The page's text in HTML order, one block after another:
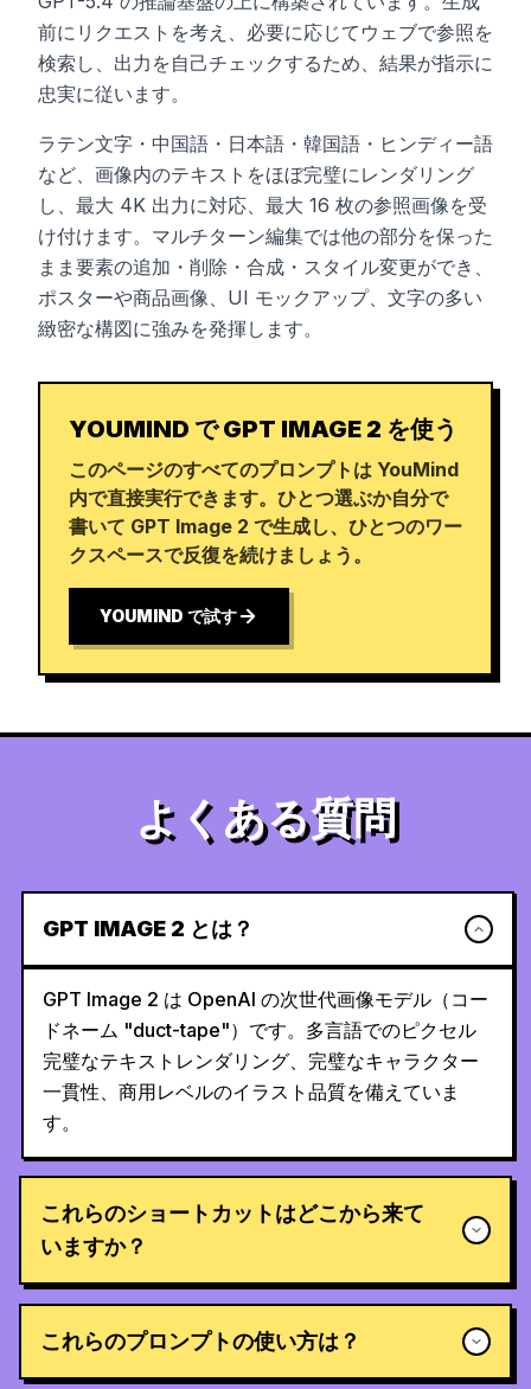
前にリクエストを考え、必要に応じてウェブで参照を
検索し、出力を自己チェックするため、結果が指示に
忠実に従います。
ラテン文字・中国語・日本語・韓国語・ヒンディー語
など、画像内のテキストをほぼ完璧にレンダリング
し、最大 4K 出力に対応、最大 16 枚の参照画像を受
け付けます。マルチターン編集では他の部分を保った
まま要素の追加・削除・合成・スタイル変更ができ、
ポスターや商品画像、UI モックアップ、文字の多い
緻密な構図に強みを発揮します。
YOUMIND で GPT IMAGE 2 を使う
このページのすべてのプロンプトは YouMind
内で直接実行できます。ひとつ選ぶか自分で
書いて GPT Image 2 で生成し、ひとつのワー
クスペースで反復を続けましょう。
YOUMIND で試す
よくある質問
GPT IMAGE 2 とは？
GPT Image 2 は OpenAI の次世代画像モデル（コー
ドネーム "duct-tape"）です。多言語でのピクセル
完璧なテキストレンダリング、完璧なキャラクター
一貫性、商用レベルのイラスト品質を備えていま
す。
これらのショートカットはどこから来て
いますか？
これらのプロンプトの使い方は？